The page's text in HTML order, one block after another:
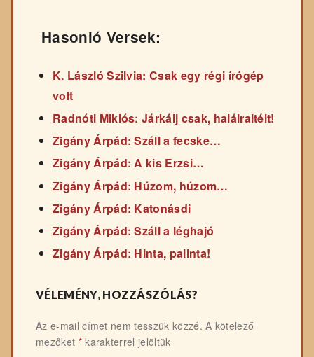
Hasonló Versek:
K. László Szilvia: Csak egy régi írógép
volt
Radnóti Miklós: Járkálj csak, halálraitélt!
Zigány Árpád: Száll a fecske…
Zigány Árpád: A kis Erzsi…
Zigány Árpád: Húzom, húzom…
Zigány Árpád: Katonásdi
Zigány Árpád: Száll a léghajó
Zigány Árpád: Hinta, palinta!
VÉLEMÉNY, HOZZÁSZÓLÁS?
Az e-mail címet nem tesszük közzé. A kötelező
mezőket *karakterrel jelöltük